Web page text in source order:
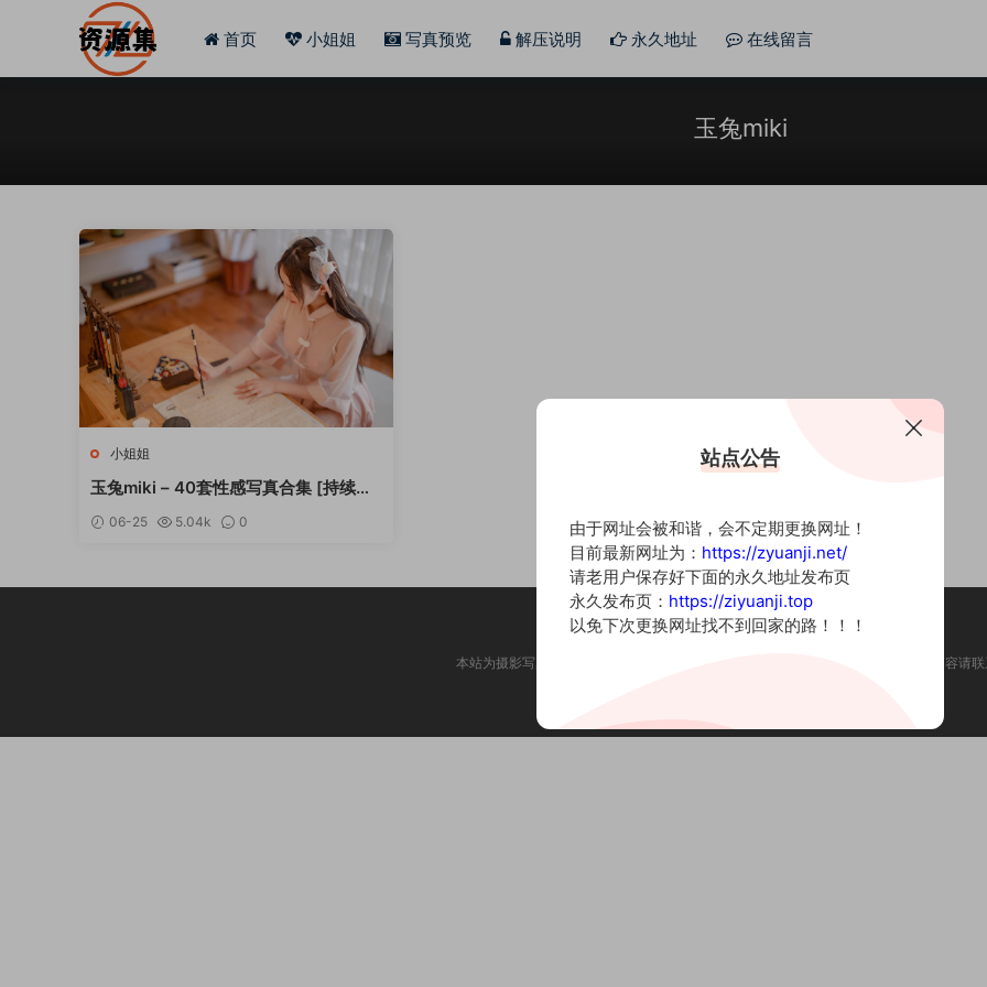
首页 小姐姐 写真预览 解压说明 永久地址 在线留言
玉兔miki
小姐姐
玉兔miki – 40套性感写真合集 [持续更
06-25 5.04k 0
本站为摄影写真图片网站，内容来自网络收集整理，仅作个人学习使用。如有违法内容请
站点公告
由于网址会被和谐，会不定期更换网址！
目前最新网址为： https://zyuanji.net/
请老用户保存好下面的永久地址发布页
永久发布页： https://ziyuanji.top
以免下次更换网址找不到回家的路！！！